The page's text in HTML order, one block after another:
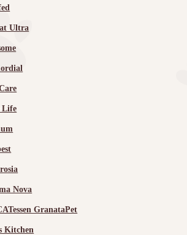
Ultra
Life
Nova
GranataPet
Kitchen